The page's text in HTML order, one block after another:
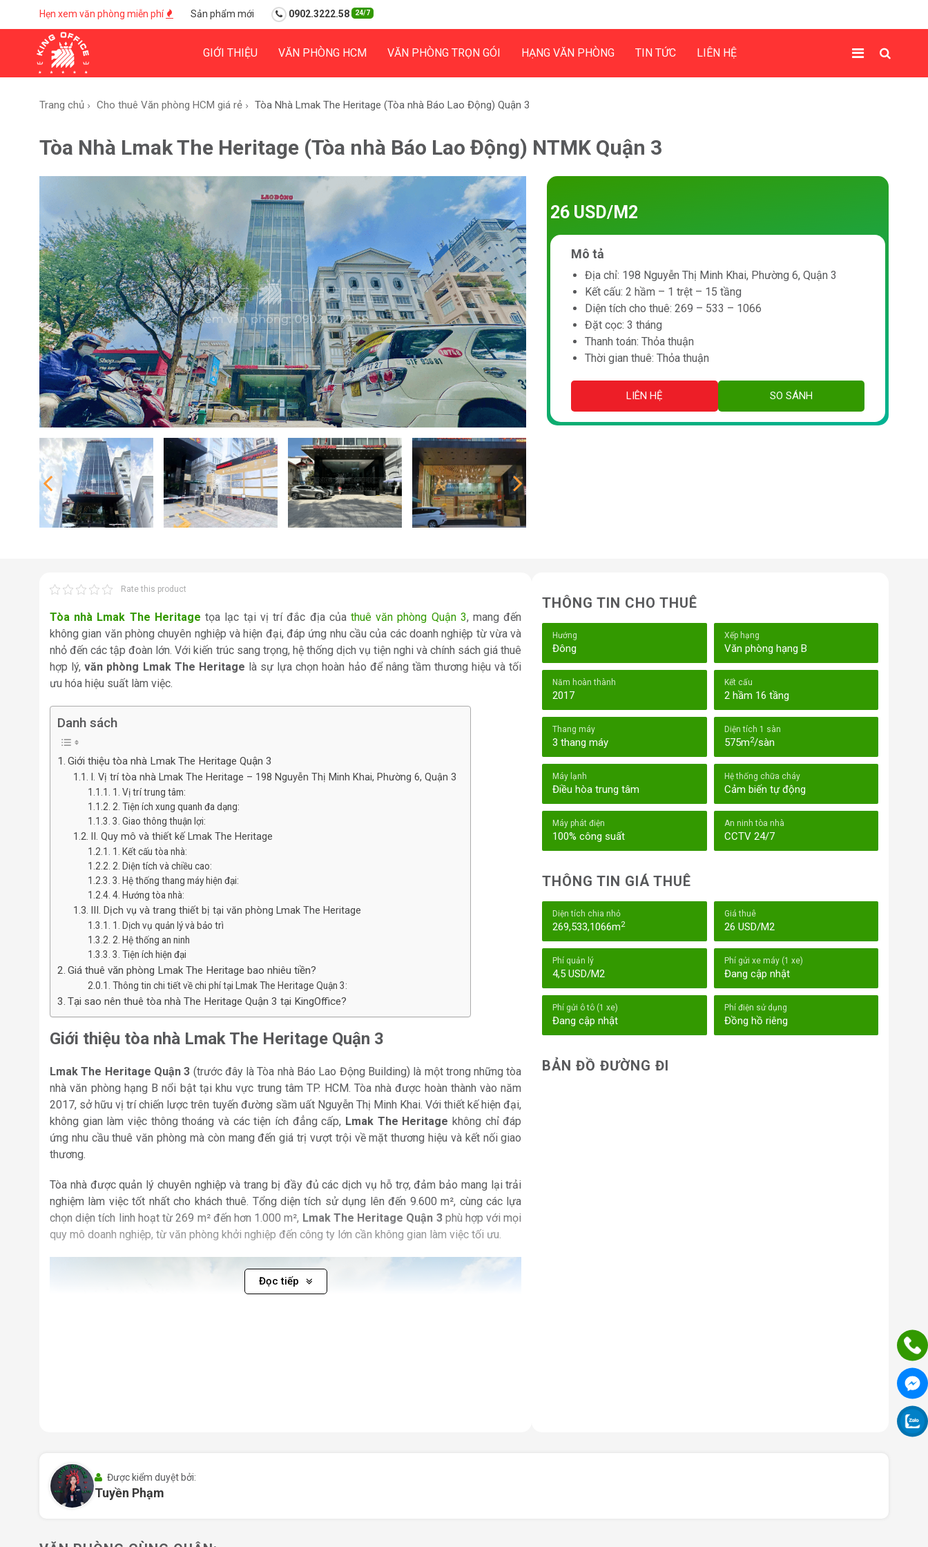
Hẹn xem văn phòng miễn phí Sản phẩm mới 0902.3222.58 24/7
GIỚI THIỆU VĂN PHÒNG HCM VĂN PHÒNG TRỌN GÓI HẠNG VĂN PHÒNG TIN TỨC LIÊN HỆ
Trang chủ Cho thuê Văn phòng HCM giá rẻ Tòa Nhà Lmak The Heritage (Tòa nhà Báo Lao Động) Quận 3
Tòa Nhà Lmak The Heritage (Tòa nhà Báo Lao Động) NTMK Quận 3
26 USD/M2
Mô tả
Địa chỉ: 198 Nguyễn Thị Minh Khai, Phường 6, Quận 3
Kết cấu: 2 hầm – 1 trệt – 15 tầng
Diện tích cho thuê: 269 – 533 – 1066
Đặt cọc: 3 tháng
Thanh toán: Thỏa thuận
Thời gian thuê: Thỏa thuận
LIÊN HỆ SO SÁNH
Rate this product
Tòa nhà Lmak The Heritage tọa lạc tại vị trí đắc địa củathuê văn phòng Quận 3, mang đến
không gian văn phòng chuyên nghiệp và hiện đại, đáp ứng nhu cầu của các doanh nghiệp từ vừa và
nhỏ đến các tập đoàn lớn. Với kiến trúc sang trọng, hệ thống dịch vụ tiện nghi và chính sách giá thuê
hợp lý,văn phòng Lmak The Heritage là sự lựa chọn hoàn hảo để nâng tầm thương hiệu và tối
ưu hóa hiệu suất làm việc.
Danh sách
Giới thiệu tòa nhà Lmak The Heritage Quận 3
I. Vị trí tòa nhà Lmak The Heritage – 198 Nguyễn Thị Minh Khai, Phường 6, Quận 3
1. Vị trí trung tâm:
2. Tiện ích xung quanh đa dạng:
3. Giao thông thuận lợi:
II. Quy mô và thiết kế Lmak The Heritage
1. Kết cấu tòa nhà:
2. Diện tích và chiều cao:
3. Hệ thống thang máy hiện đại:
4. Hướng tòa nhà:
III. Dịch vụ và trang thiết bị tại văn phòng Lmak The Heritage
1. Dịch vụ quản lý và bảo trì
2. Hệ thống an ninh
3. Tiện ích hiện đại
Giá thuê văn phòng Lmak The Heritage bao nhiêu tiền?
Thông tin chi tiết về chi phí tại Lmak The Heritage Quận 3:
Tại sao nên thuê tòa nhà The Heritage Quận 3 tại KingOffice?
Giới thiệu tòa nhà Lmak The Heritage Quận 3
Lmak The Heritage Quận 3 (trước đây là Tòa nhà Báo Lao Động Building) là một trong những tòa
nhà văn phòng hạng B nổi bật tại khu vực trung tâm TP. HCM. Tòa nhà được hoàn thành vào năm
2017, sở hữu vị trí chiến lược trên tuyến đường sầm uất Nguyễn Thị Minh Khai. Với thiết kế hiện đại,
không gian làm việc thông thoáng và các tiện ích đẳng cấp, Lmak The Heritage không chỉ đáp
ứng nhu cầu thuê văn phòng mà còn mang đến giá trị vượt trội về mặt thương hiệu và kết nối giao
thương.
Tòa nhà được quản lý chuyên nghiệp và trang bị đầy đủ các dịch vụ hỗ trợ, đảm bảo mang lại trải
nghiệm làm việc tốt nhất cho khách thuê. Tổng diện tích sử dụng lên đến 9.600 m², cùng các lựa
chọn diện tích linh hoạt từ 269 m² đến hơn 1.000 m², Lmak The Heritage Quận 3phù hợp với mọi
quy mô doanh nghiệp, từ văn phòng khởi nghiệp đến công ty lớn cần không gian làm việc tối ưu.
Đọc tiếp
THÔNG TIN CHO THUÊ
Hướng
Đông
Xếp hạng
Văn phòng hạng B
Năm hoàn thành
2017
Kết cấu
2 hầm 16 tầng
Thang máy
3 thang máy
Diện tích 1 sàn
575m2/sàn
Máy lạnh
Điều hòa trung tâm
Hệ thống chữa cháy
Cảm biến tự động
Máy phát điện
100% công suất
An ninh tòa nhà
CCTV 24/7
THÔNG TIN GIÁ THUÊ
Diện tích chia nhỏ
269,533,1066m2
Giá thuê
26 USD/M2
Phí quản lý
4,5 USD/M2
Phí gửi xe máy (1 xe)
Đang cập nhật
Phí gửi ô tô (1 xe)
Đang cập nhật
Phí điện sử dụng
Đồng hồ riêng
BẢN ĐỒ ĐƯỜNG ĐI
Được kiểm duyệt bởi:
Tuyền Phạm